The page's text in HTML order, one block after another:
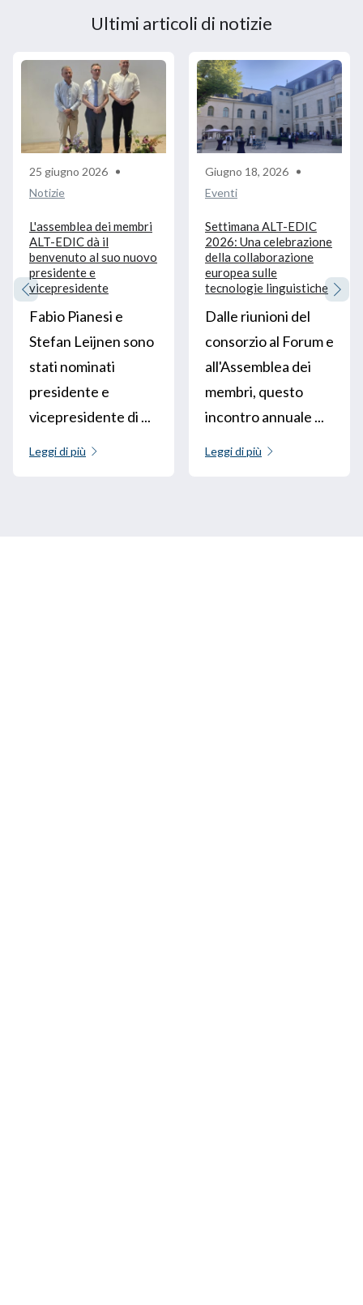
Ultimi articoli di notizie
25 giugno 2026
Notizie
L'assemblea dei membri
ALT-EDIC dà il
benvenuto al suo nuovo
presidente e
vicepresidente
Fabio Pianesi e
Stefan Leijnen sono
stati nominati
presidente e
vicepresidente di ...
Leggi di più
Giugno 18, 2026
Eventi
Settimana ALT-EDIC
2026: Una celebrazione
della collaborazione
europea sulle
tecnologie linguistiche
Dalle riunioni del
consorzio al Forum e
all'Assemblea dei
membri, questo
incontro annuale ...
Leggi di più